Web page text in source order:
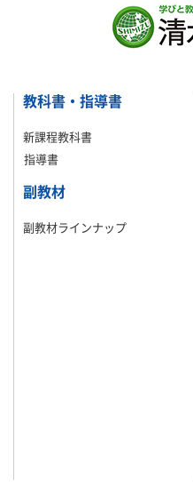
教科書・指導書
新課程教科書
指導書
副教材
副教材ラインナップ